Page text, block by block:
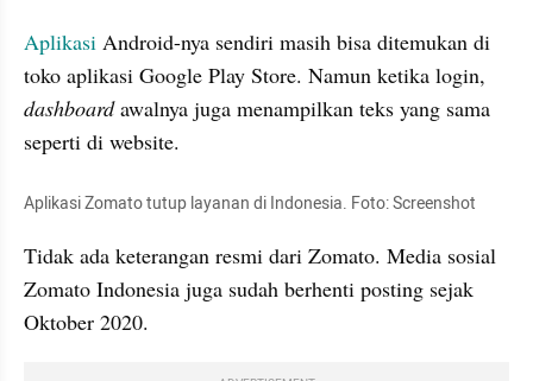
Aplikasi Android-nya sendiri masih bisa ditemukan di
dashboard awalnya juga menampilkan teks yang sama
seperti di website.
Aplikasi Zomato tutup layanan di Indonesia. Foto: Screenshot
Tidak ada keterangan resmi dari Zomato. Media sosial
Zomato Indonesia juga sudah berhenti posting sejak
Oktober 2020.